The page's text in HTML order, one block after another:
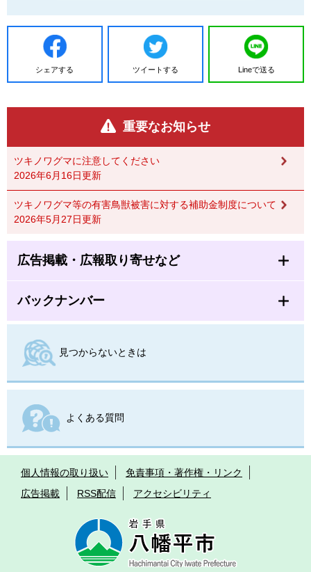
シェアする ツイートする Lineで送る
重要なお知らせ
ツキノワグマに注意してください
2026年6月16日更新
ツキノワグマ等の有害鳥獣被害に対する補助金制度について
2026年5月27日更新
広告掲載・広報取り寄せなど
バックナンバー
見つからないときは
よくある質問
個人情報の取り扱い
免責事項・著作権・リンク
広告掲載
RSS配信 アクセシビリティ